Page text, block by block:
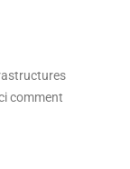
comment